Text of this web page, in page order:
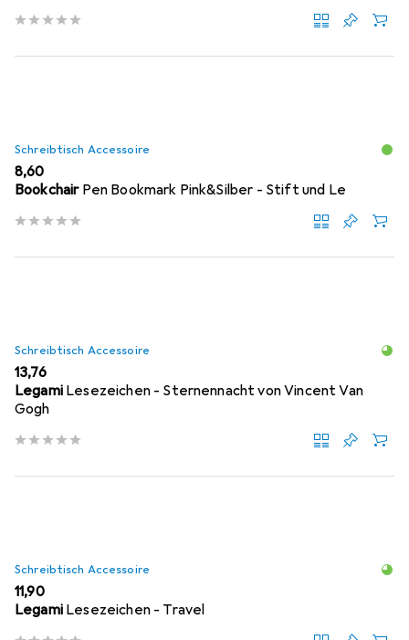
Schreibtisch Accessoire
EUR
8,60
Bookchair Pen Bookmark Pink&Silber - Stift und Le
Schreibtisch Accessoire
EUR
13,76
Legami Lesezeichen - Sternennacht von Vincent Van
Gogh
Schreibtisch Accessoire
EUR
11,90
Legami Lesezeichen - Travel